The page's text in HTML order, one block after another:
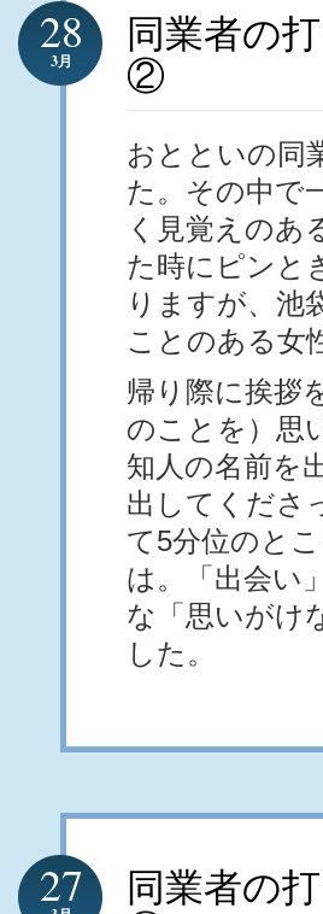
同業者の
②
28
3月
おとといの同
た。その中で
く見覚えのあ
た時にピンと
りますが、池
ことのある女
帰り際に挨拶
のことを）思
知人の名前を
出してくださ
て5分位のと
は。「出会い
な「思いがけ
した。
同業者の
27